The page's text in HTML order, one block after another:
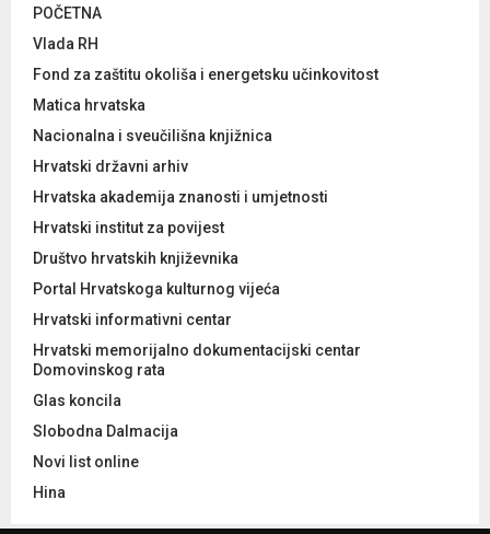
POČETNA
Vlada RH
Fond za zaštitu okoliša i energetsku učinkovitost
Matica hrvatska
Nacionalna i sveučilišna knjižnica
Hrvatski državni arhiv
Hrvatska akademija znanosti i umjetnosti
Hrvatski institut za povijest
Društvo hrvatskih književnika
Portal Hrvatskoga kulturnog vijeća
Hrvatski informativni centar
Hrvatski memorijalno dokumentacijski centar
Domovinskog rata
Glas koncila
Slobodna Dalmacija
Novi list online
Hina